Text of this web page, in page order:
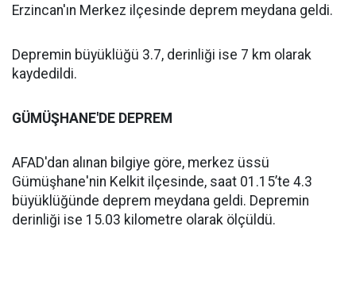
Erzincan'ın Merkez ilçesinde deprem meydana geldi.
Depremin büyüklüğü 3.7, derinliği ise 7 km olarak
kaydedildi.
GÜMÜŞHANE'DE DEPREM
AFAD'dan alınan bilgiye göre, merkez üssü
Gümüşhane'nin Kelkit ilçesinde, saat 01.15’te 4.3
büyüklüğünde deprem meydana geldi. Depremin
derinliği ise 15.03 kilometre olarak ölçüldü.